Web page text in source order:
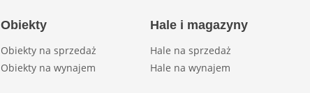
Obiekty
Obiekty na sprzedaż
Obiekty na wynajem
Hale i magazyny
Hale na sprzedaż
Hale na wynajem